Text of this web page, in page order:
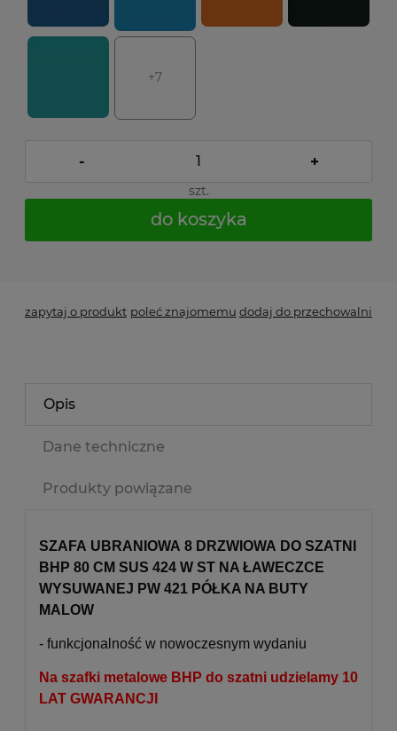
+7
- +
szt.
do koszyka
zapytaj o produkt poleć znajomemu dodaj do przechowalni
Opis
Dane techniczne
Produkty powiązane
SZAFA UBRANIOWA 8 DRZWIOWA DO SZATNI
BHP 80 CM SUS 424 W ST NA ŁAWECZCE
WYSUWANEJ PW 421 PÓŁKA NA BUTY
MALOW
- funkcjonalność w nowoczesnym wydaniu
Na szafki metalowe BHP do szatni udzielamy 10
LAT GWARANCJI